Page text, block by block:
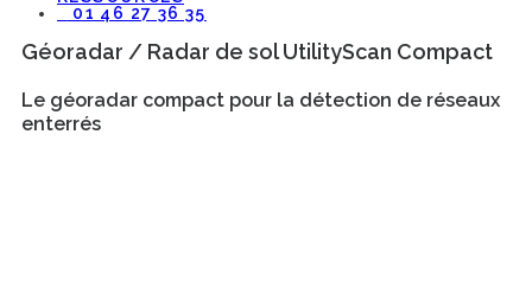
01 46 27 36 35
Géoradar / Radar de sol UtilityScan Compact
Le géoradar compact pour la détection de réseaux
enterrés